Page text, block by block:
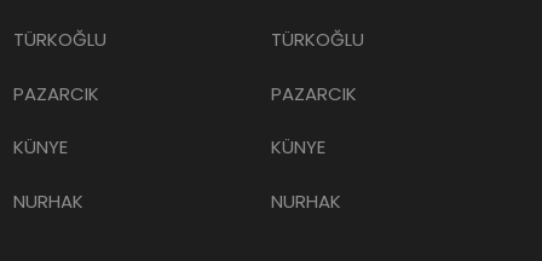
TÜRKOĞLU
PAZARCIK
KÜNYE
NURHAK
TÜRKOĞLU
PAZARCIK
KÜNYE
NURHAK